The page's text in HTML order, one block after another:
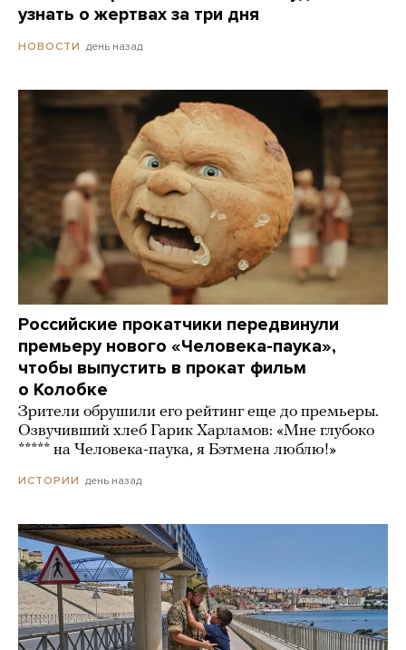
узнать о жертвах за три дня
НОВОСТИ день назад
Российские прокатчики передвинули
премьеру нового «Человека-паука»,
чтобы выпустить в прокат фильм
о Колобке
Зрители обрушили его рейтинг еще до премьеры.
Озвучивший хлеб Гарик Харламов: «Мне глубоко
***** на Человека-паука, я Бэтмена люблю!»
ИСТОРИИ день назад